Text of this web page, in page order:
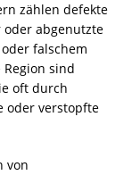
zählen defekte
abgenutzte
falschem
sind
oft durch
oder verstopfte
von